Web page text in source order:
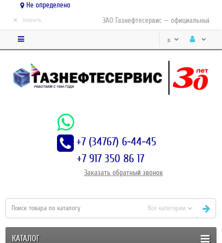
Не определено
ЗАО Газнефтесервис — официальный
× Закрыть
р.
+7 (34767) 6-44-45
+7 917 350 86 17
Заказать обратный звонок
Все категории
КАТАЛОГ